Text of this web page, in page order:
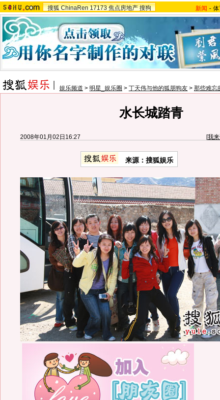
搜狐 ChinaRen 17173 焦点房地产 搜狗 新闻 -
娱乐频道 > 明星_娱乐圈 > 丁天伟与他的狐朋狗友 > 那些难忘
水长城踏青
2008年01月02日16:27 [我
来源：搜狐娱乐